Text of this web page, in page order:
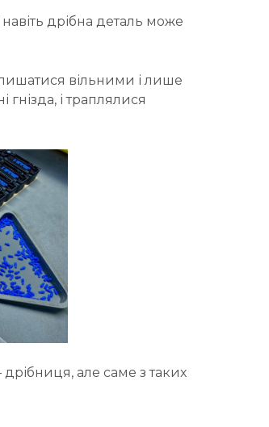
дрібна деталь може
вільними і лише
і траплялися
але саме з таких